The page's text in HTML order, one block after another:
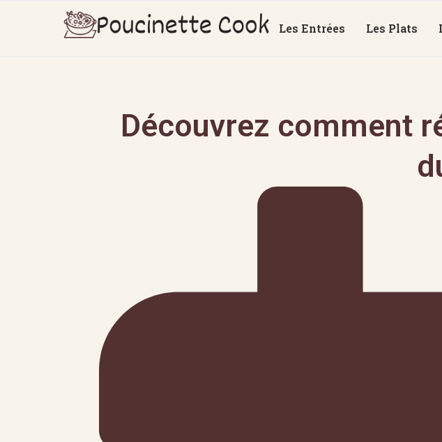
Les Entrées Les Plats
Découvrez comment